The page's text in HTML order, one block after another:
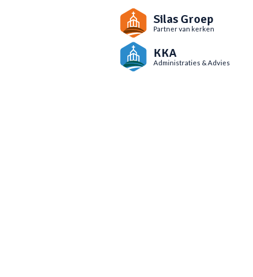
Silas Groep
Partner van kerken
KKA
Administraties & Advies